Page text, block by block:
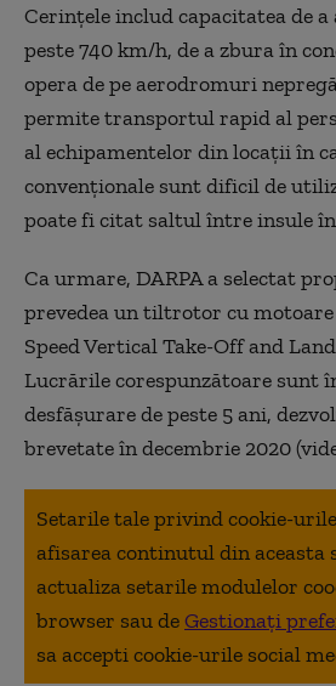
Cerințele includ capacitatea de a
peste 740 km/h, de a zbura în
opera de pe aerodromuri
permite transportul rapid al
al echipamentelor din locații în
convenționale sunt dificil de
poate fi citat saltul între insule în
Ca urmare, DARPA a selectat
prevedea un tiltrotor cu
Speed Vertical Take-Off and
Lucrările corespunzătoare sunt
desfășurare de peste 5 ani,
brevetate în decembrie 2020
Setarile tale privind cookie-
afisarea continutul din aceasta
actualiza setarile modulelor
browser sau deGestionați
sa accepti cookie-urile social